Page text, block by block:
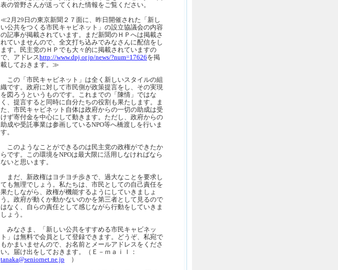
表の管野さんが送ってくれた情報をご覧ください。
≪2月29日の東京新聞２７面に、昨日開催された「新し
い公共をつくる市民キャビネット」の設立協議会の内容
の記事が掲載されています。まだ新聞のＨＰへは掲載さ
れていませんので、全文打ち込みでみなさんに配信をし
ます。民主党のＨＰでも大々的に掲載されていますの
で、アドレスhttp://www.dpj.or.jp/news/?num=17626を掲
載しておきます。≫
この「市民キャビネット」は全く新しいスタイルの組
織です。政府に対して市民側が政策提言をし、その実現
を図ろうというものです。これまでの「陳情」ではな
く、提言すると同時に自分たちの役割も果たします。ま
た、市民キャビネット自体は政府からの一切の助成は受
けず寄付金を中心にして動きます。ただし、政府からの
助成や受託事業は参画しているNPO等へ橋渡しを行いま
す。
このようなことができるのは民主党の政権ができたか
らです。この環境をNPOは最大限に活用しなければなら
ないと思います。
まだ、新政権はヨチヨチ歩きで、過大なことを要求し
ても無理でしょう。私たちは、市民としての自己責任を
果たしながら、政権が機能するようにしていきましょ
う。政府が動くか動かないのかを第三者として見るので
はなく、自らの責任として感じながら行動をしていきま
しょう。
みなさま、「新しい公共をすすめる市民キャビネッ
ト」は無料で会員として登録できます。どうぞ、私宛で
もかまいませんので、お名前とメールアドレスをくださ
い。届け出をしておきます。（Ｅ－ｍａｉｌ：
tanaka@seniornet.ne.jp ）